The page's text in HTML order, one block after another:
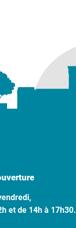
et de 14h à 17h30.